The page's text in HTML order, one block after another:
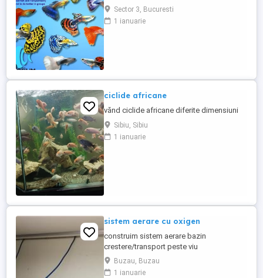
Sector 3, Bucuresti
1 ianuarie
ciclide africane
vănd ciclide africane diferite dimensiuni
Sibiu, Sibiu
1 ianuarie
sistem aerare cu oxigen
construim sistem aerare bazin
crestere/transport peste viu
Buzau, Buzau
1 ianuarie